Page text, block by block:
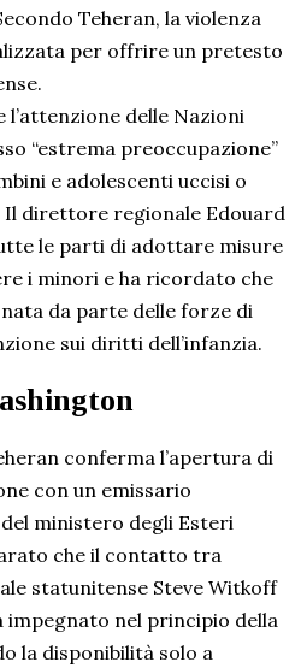
Teheran, la violenza
per offrire un pretesto
delle Nazioni
“estrema preoccupazione”
e adolescenti uccisi o
direttore regionale Edouard
le parti di adottare misure
i minori e ha ricordato che
da parte delle forze di
sui diritti dell’infanzia.
conferma l’apertura di
con un emissario
ministero degli Esteri
che il contatto tra
statunitense Steve Witkoff
impegnato nel principio della
la disponibilità solo a